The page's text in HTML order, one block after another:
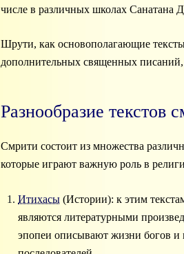
числе в различных школах Санатана
Шрути, как основополагающие
дополнительных священных
Разнообразие текстов
Смрити состоит из множества
которые играют важную роль в
Итихасы (Истории): к этим
являются литературными
эпопеи описывают жизни богов и